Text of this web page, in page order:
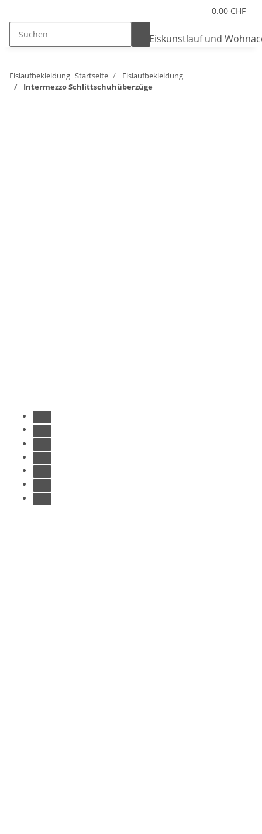
0.00 CHF
Eislaufbekleidung Startseite
Eislaufbekleidung
Intermezzo Schlittschuhüberzüge